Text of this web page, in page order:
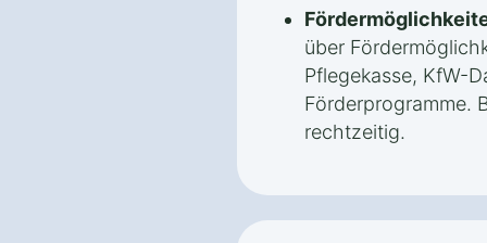
über
Pflegekasse, KfW-
Förderprogramme.
rechtzeitig.